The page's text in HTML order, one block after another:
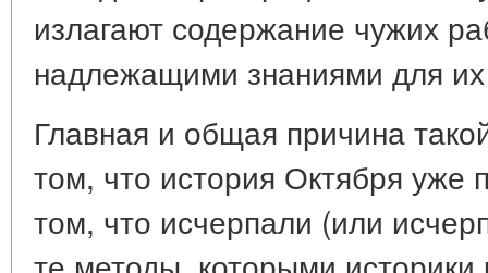
излагают содержание чужих
надлежащими знаниями для
Главная и общая причина
том, что история Октября уже
том, что исчерпали (или